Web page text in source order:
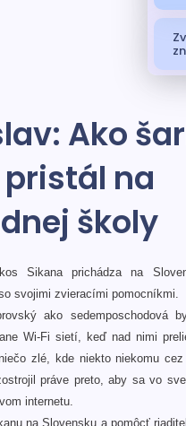
Ako
pristál na
školy
Sikana prichádza na
svojimi zvieracími pomocníkmi.
ako sedemposchodová
Wi-Fi sietí, keď nad nimi
zlé, kde niekto niekomu cez
práve preto, aby sa vo
internetu.
na Slovensku a pomôcť